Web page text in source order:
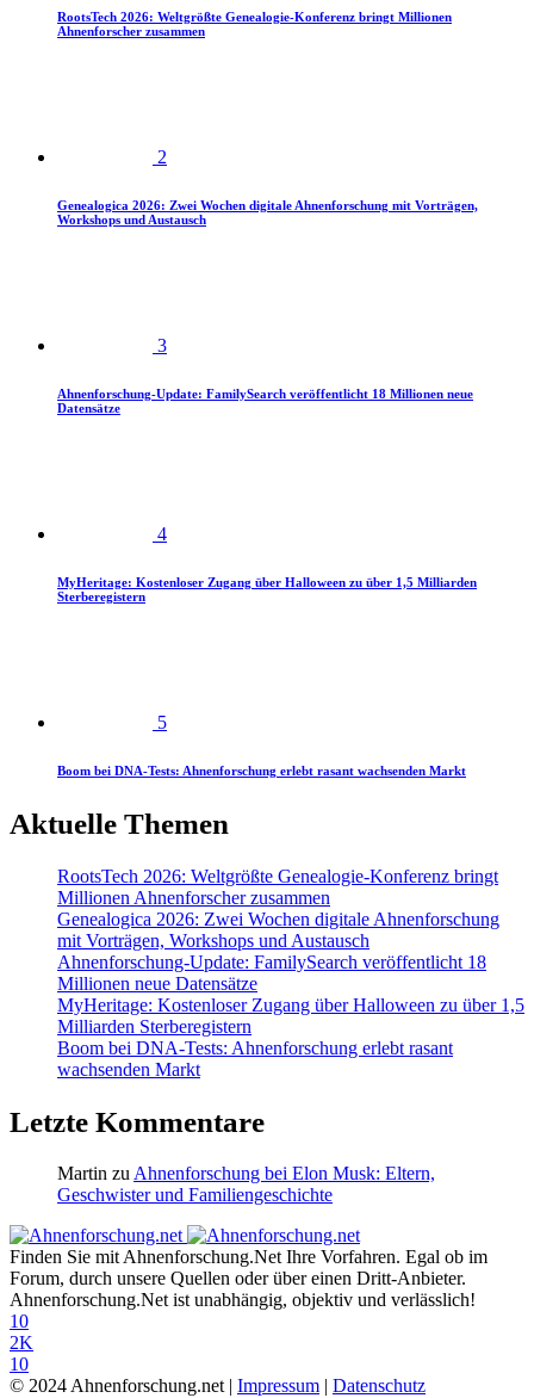
RootsTech 2026: Weltgrößte Genealogie-Konferenz bringt Millionen
Ahnenforscher zusammen
2
Genealogica 2026: Zwei Wochen digitale Ahnenforschung mit Vorträgen,
Workshops und Austausch
3
Ahnenforschung-Update: FamilySearch veröffentlicht 18 Millionen neue
Datensätze
4
MyHeritage: Kostenloser Zugang über Halloween zu über 1,5 Milliarden
Sterberegistern
5
Boom bei DNA-Tests: Ahnenforschung erlebt rasant wachsenden Markt
Aktuelle Themen
RootsTech 2026: Weltgrößte Genealogie-Konferenz bringt
Millionen Ahnenforscher zusammen
Genealogica 2026: Zwei Wochen digitale Ahnenforschung
mit Vorträgen, Workshops und Austausch
Ahnenforschung-Update: FamilySearch veröffentlicht 18
Millionen neue Datensätze
MyHeritage: Kostenloser Zugang über Halloween zu über 1,5
Milliarden Sterberegistern
Boom bei DNA-Tests: Ahnenforschung erlebt rasant
wachsenden Markt
Letzte Kommentare
Martin zu Ahnenforschung bei Elon Musk: Eltern,
Geschwister und Familiengeschichte
Finden Sie mit Ahnenforschung.Net Ihre Vorfahren. Egal ob im
Forum, durch unsere Quellen oder über einen Dritt-Anbieter.
Ahnenforschung.Net ist unabhängig, objektiv und verlässlich!
10
2K
10
© 2024 Ahnenforschung.net | Impressum | Datenschutz